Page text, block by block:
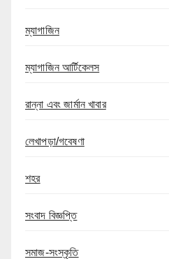
ম্যাগাজিন
ম্যাগাজিন আর্টিকেলস
রান্না এবং জার্মান খাবার
লেখাপড়া/গবেষণা
শহর
সংবাদ বিজ্ঞপ্তি
সমাজ-সংস্কৃতি